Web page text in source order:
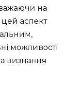
на
цей аспект
можливості
визнання